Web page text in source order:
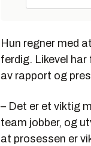
Hun regner med
ferdig. Likevel
av rapport og
– Det er et viktig
team jobber, og
at prosessen er